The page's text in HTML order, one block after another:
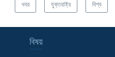
খবর যুক্তরাষ্ট্র বিশ্ব
বিষয়